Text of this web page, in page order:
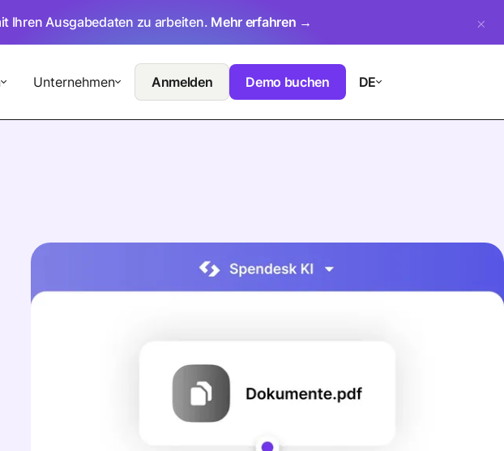
Ihren Ausgabedaten zu arbeiten. Mehr erfahren →
Unternehmen Anmelden Demo buchen DE